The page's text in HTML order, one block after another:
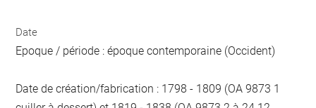
Date
Epoque / période : époque contemporaine (Occident)
Date de création/fabrication : 1798 - 1809 (OA 9873 1